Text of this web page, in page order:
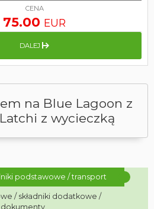
na Blue Lagoon z
z wycieczką
podstawowe / transport
/ składniki dodatkowe /
dokumenty
CENA
75.00 EUR
DALEJ